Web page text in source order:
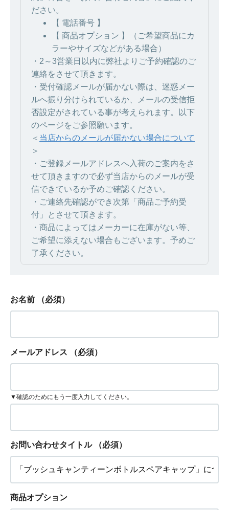
ださい。
【 電話番号 】
【 商品オプション 】（ご希望商品にカ
ラーやサイズなどがある場合）
・2～3営業日以内に弊社よりご予約確認のご
連絡をさせて頂きます。
・受付確認メールが届かない際は、迷惑メー
ルへ振り分けられているか、メールの受信拒
否設定がされている事が考えられます。以下
のページをご参照願います。
＜ 当店からのメールが届かない場合について
＞
・ご登録メールアドレスへ入荷のご案内をさ
せて頂きますので必ず当店からのメールが受
信できているか予めご確認ください。
・ご連絡先確認ができ次第「商品ご予約受
付」とさせて頂きます。
・商品によってはメーカーに在庫がない等、
ご希望に添えない場合もございます。予めご
了承ください。
お名前 （必須）
メールアドレス （必須）
▼確認のためにもう一度入力してください。
お問い合わせタイトル （必須）
商品オプション